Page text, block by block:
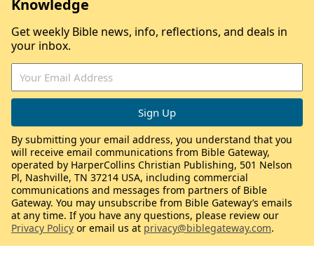
Knowledge
Get weekly Bible news, info, reflections, and deals in
your inbox.
By submitting your email address, you understand that you
will receive email communications from Bible Gateway,
operated by HarperCollins Christian Publishing, 501 Nelson
Pl, Nashville, TN 37214 USA, including commercial
communications and messages from partners of Bible
Gateway. You may unsubscribe from Bible Gateway’s emails
at any time. If you have any questions, please review our
Privacy Policy or email us at privacy@biblegateway.com.